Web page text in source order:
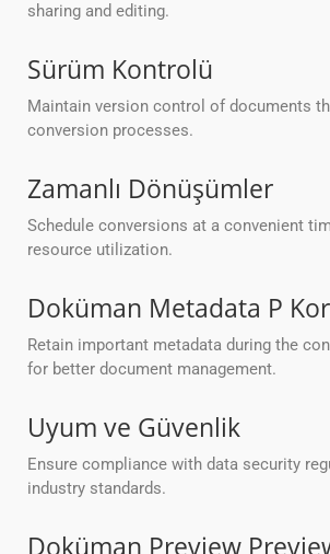
sharing and editing.
Sürüm Kontrolü
Maintain version control of documents
conversion processes.
Zamanlı Dönüşümler
Schedule conversions at a convenient
resource utilization.
Doküman Metadata P
Retain important metadata during the
for better document management.
Uyum ve Güvenlik
Ensure compliance with data security
industry standards.
Doküman Preview